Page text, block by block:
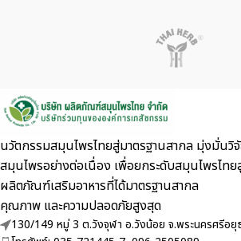
นวัตกรรมสมุนไพรไทยสู่มาตรฐานสากล มุ่งมั่น
สมุนไพรอย่างต่อเนื่อง เพื่อยกระดับสมุนไพรไทย
ผลิตภัณฑ์เสริมอาหารที่ได้มาตรฐานสากล
คุณภาพ และความปลอดภัยสูงสุด
130/149 หมู่ 3 ต.วังจุฬา อ.วังน้อย จ.พระนครศรีอ